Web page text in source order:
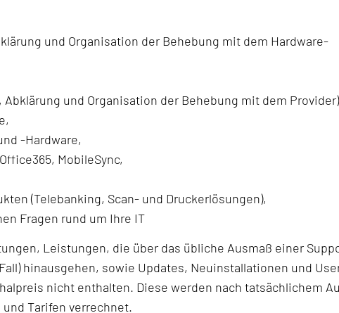
und Organisation der Behebung mit dem Hardware-
und Organisation der Behebung mit dem
-Hardware,
MobileSync,
(Telebanking, Scan- und Druckerlösungen),
Fragen rund um Ihre IT
Leistungen, die über das übliche Ausmaß einer
hinausgehen, sowie Updates, Neuinstallationen und
nicht enthalten. Diese werden nach tatsächlichem
Tarifen verrechnet.